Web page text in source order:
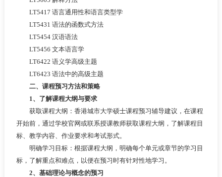
LT5417 语言通用性和语言类型学
LT5431 语法的函数式方法
LT5454 汉语语法
LT5456 文本语言学
LT6422 语义学高级主题
LT6423 语法中的高级主题
二、课程预习方法和策略
1、了解课程大纲与要求
获取课程大纲：香港城市大学硕士课程预习辅导建议，在课程
开始前，通过学校官网或联系授课教师获取课程大纲，了解课程目
标、教学内容、作业要求和考试形式。
明确学习目标：根据课程大纲，明确每个单元或章节的学习目
标，了解重点和难点，以便在预习时有针对性地学习。
2、基础理论与概念的预习